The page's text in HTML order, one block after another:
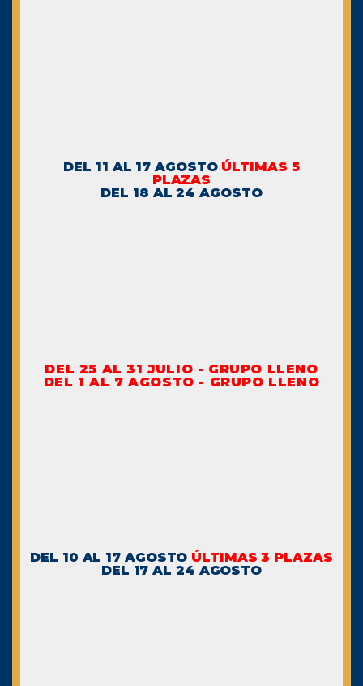
DEL 11 AL 17 AGOSTO ÚLTIMAS 5
PLAZAS
DEL 18 AL 24 AGOSTO
DEL 25 AL 31 JULIO - GRUPO LLENO
DEL 1 AL 7 AGOSTO - GRUPO LLENO
DEL 10 AL 17 AGOSTO ÚLTIMAS 3 PLAZAS
DEL 17 AL 24 AGOSTO